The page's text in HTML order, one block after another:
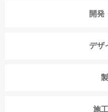
開発
デザ
施